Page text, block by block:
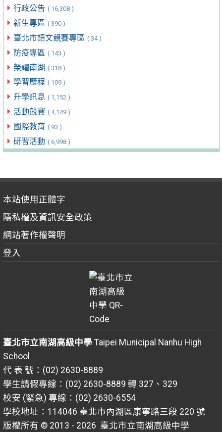
行政公告 ( 16,308 )
新生專區 ( 390 )
臺北市語文競賽專區 ( 34 )
防疫專區 ( 143 )
榮耀南湖 ( 318 )
學習歷程 ( 109 )
升學訊息 ( 1,152 )
活動競賽 ( 4,149 )
國際教育 ( 93 )
研習活動 ( 6,998 )
本站使用正體字
隱私權及資訊安全政策
網站著作權聲明
登入
臺北市立南湖高級中學Taipei Municipal Nanhu High
School
代 表 號：(02) 2630-8889
學生請假專線：(02) 2630-8889 轉 327、329
校安 (緊急) 專線：(02) 2630-6554
學校地址：114046 臺北市內湖區康寧路三段 220 號
版權所有 © 2013 - 2026 臺北市立南湖高級中學